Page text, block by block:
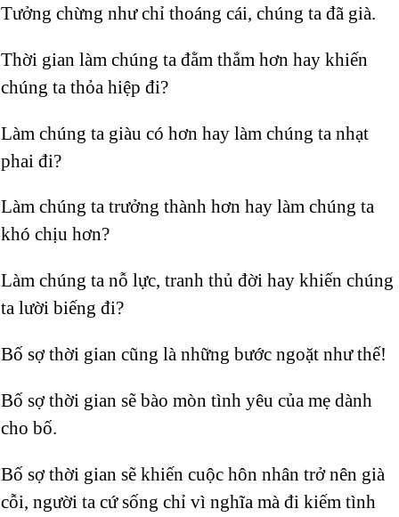
Tưởng chừng như chỉ thoáng cái, chúng ta đã già.
Thời gian làm chúng ta đằm thắm hơn hay khiến
chúng ta thỏa hiệp đi?
Làm chúng ta giàu có hơn hay làm chúng ta nhạt
phai đi?
Làm chúng ta trưởng thành hơn hay làm chúng ta
khó chịu hơn?
Làm chúng ta nỗ lực, tranh thủ đời hay khiến chúng
ta lười biếng đi?
Bố sợ thời gian cũng là những bước ngoặt như thế!
Bố sợ thời gian sẽ bào mòn tình yêu của mẹ dành
cho bố.
Bố sợ thời gian sẽ khiến cuộc hôn nhân trở nên già
cỗi, người ta cứ sống chỉ vì nghĩa mà đi kiếm tình